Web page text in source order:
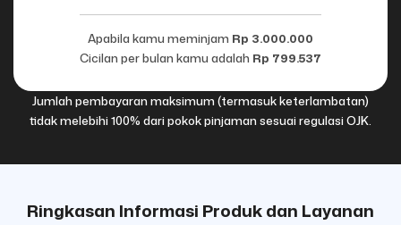
Apabila kamu meminjam Rp 3.000.000
Cicilan per bulan kamu adalah Rp 799.537
Jumlah pembayaran maksimum (termasuk keterlambatan)
tidak melebihi 100% dari pokok pinjaman sesuai regulasi OJK.
Ringkasan Informasi Produk dan Layanan